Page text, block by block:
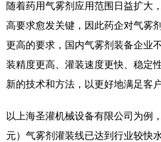
随着药用气雾剂应用范围日益扩大
高要求愈发关键，因此药企对气雾
更高的要求，国内气雾剂装备企业
装精度更高、灌装速度更快、稳定
新的技术和方法，以更好地满足客
以上海圣灌机械设备有限公司为例
元）气雾剂灌装线已达到行业较快